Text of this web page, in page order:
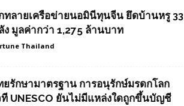
ทลายเครือข่ายนอมินีทุนจีน ยึดบ้านหรู 33
ง มูลค่ากว่า 1,275 ล้านบาท
Thailand
ยรักษามาตรฐาน การอนุรักษ์มรดกโลก
ที UNESCO ยันไม่มีแหล่งใดถูกขึ้นบัญชี